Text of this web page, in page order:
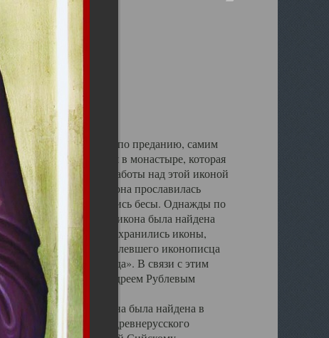
Святыни
Троицы, написанная, по преданию, самим
иконописания в монастыре, которая
Во время работы над этой иконой
образа». Икона прославилась
из одержимых изгонялись бесы. Однажды по
в нем чудотворная икона была найдена
долгое время хранились иконы,
исцелении им заболевшего иконописца
своего труда». В связи с этим
Печерским и Андреем Рублевым
2012 года икона была найдена в
заведующей отделом древнерусского